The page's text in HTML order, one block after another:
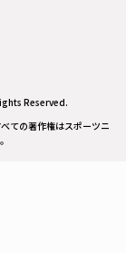
Reserved.
ての著作権はスポーツニ